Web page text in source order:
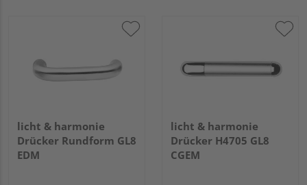
licht & harmonie
Drücker Rundform GL8
EDM
licht & harmonie
Drücker H4705 GL8
CGEM